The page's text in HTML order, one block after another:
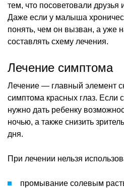
тем, что посоветовали друзья
Даже если у малыша
понять, чем он вызван, а уже
составлять схему лечения.
Лечение симптома
Лечение — главный элемент
симптома красных глаз. Если
нужно дать ребенку
ночью, а также снизить
дня.
При лечении нельзя
промывание солевым